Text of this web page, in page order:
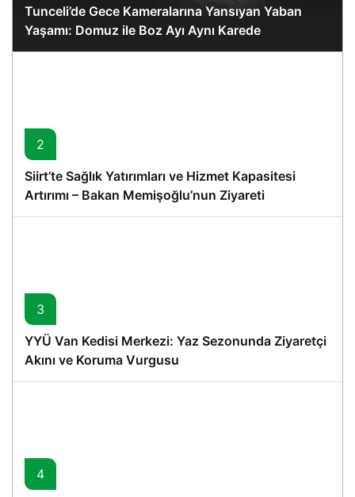
Tunceli’de Gece Kameralarına Yansıyan Yaban
Yaşamı: Domuz ile Boz Ayı Aynı Karede
2
Siirt’te Sağlık Yatırımları ve Hizmet Kapasitesi
Artırımı – Bakan Memişoğlu’nun Ziyareti
3
YYÜ Van Kedisi Merkezi: Yaz Sezonunda Ziyaretçi
Akını ve Koruma Vurgusu
4